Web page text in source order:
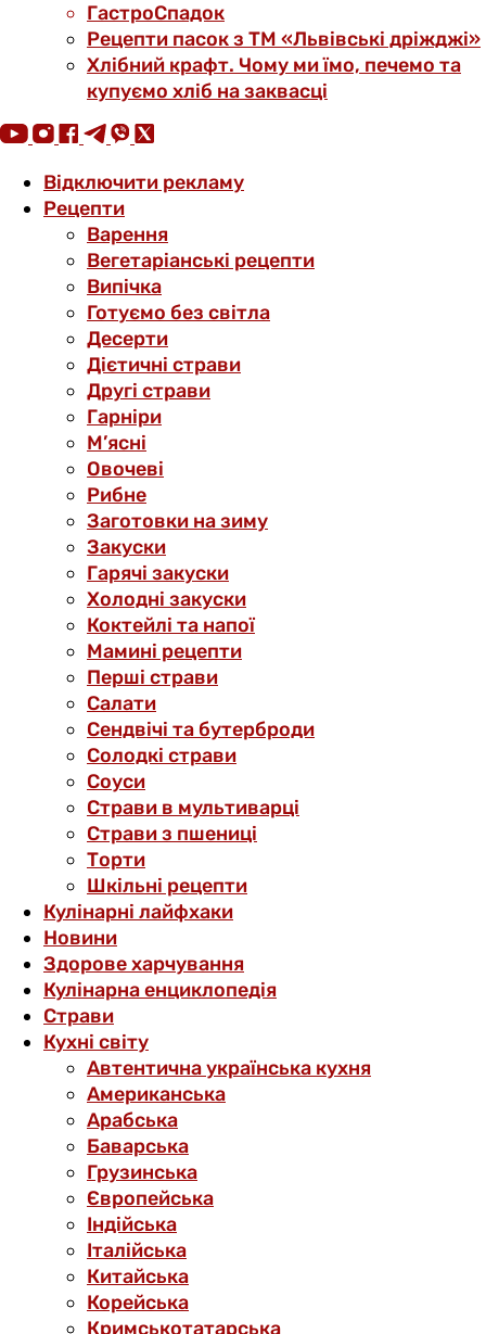
ГастроСпадок
Рецепти пасок з ТМ «Львівські дріжджі»
Хлібний крафт. Чому ми їмо, печемо та
купуємо хліб на заквасці
Відключити рекламу
Рецепти
Варення
Вегетаріанські рецепти
Випічка
Готуємо без світла
Десерти
Дієтичні страви
Другі страви
Гарніри
М’ясні
Овочеві
Рибне
Заготовки на зиму
Закуски
Гарячі закуски
Холодні закуски
Коктейлі та напої
Мамині рецепти
Перші страви
Салати
Сендвічі та бутерброди
Солодкі страви
Соуси
Страви в мультиварці
Страви з пшениці
Торти
Шкільні рецепти
Кулінарні лайфхаки
Новини
Здорове харчування
Кулінарна енциклопедія
Страви
Кухні світу
Автентична українська кухня
Американська
Арабська
Баварська
Грузинська
Європейська
Індійська
Італійська
Китайська
Корейська
Кримськотатарська